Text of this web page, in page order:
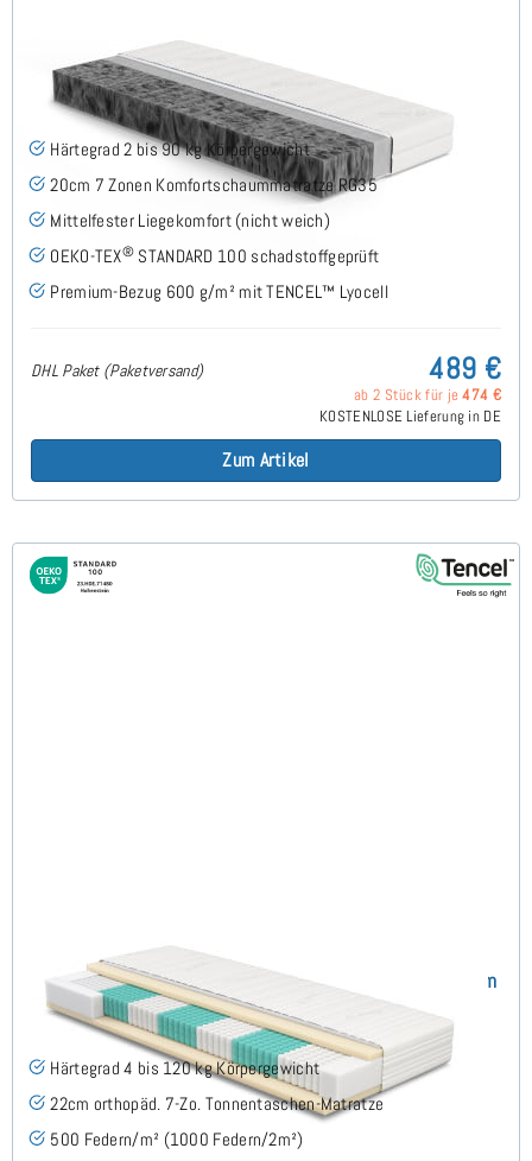
Firmy H2 (TENCEL™ Lyocell) Komfortschaummatratze
140x190 cm
(30)
Härtegrad 2 bis 90 kg Körpergewicht
20cm 7 Zonen Komfortschaummatratze RG35
Mittelfester Liegekomfort (nicht weich)
OEKO-TEX® STANDARD 100 schadstoffgeprüft
Premium-Bezug 600 g/m² mit TENCEL™ Lyocell
DHL Paket (Paketversand) 489 €
ab 2 Stück für je474 €
KOSTENLOSE Lieferung in DE
Zum Artikel
SERA H4 (TENCEL™ Lyocell) TTFK-Matratze 140x190 cm
Härtegrad 4 bis 120 kg Körpergewicht
22cm orthopäd. 7-Zo. Tonnentaschen-Matratze
500 Federn/m² (1000 Federn/2m²)